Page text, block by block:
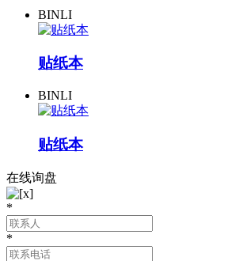
BINLI
贴纸本
BINLI
贴纸本
在线询盘
*
*